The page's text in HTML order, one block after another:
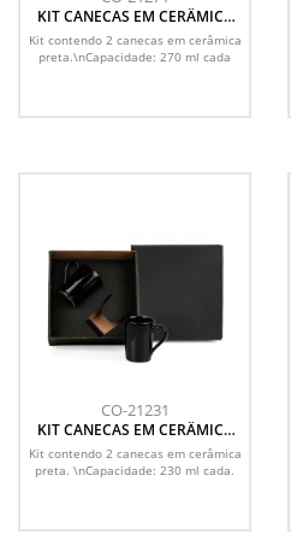
KIT CANECAS EM CERÂMICA
PRETA - 270ML
Kit contendo 2 canecas em cerâmica
preta.\nCapacidade: 270 ml cada
CO-21231
KIT CANECAS EM CERÂMICA
PRETA - 230ML
Kit contendo 2 canecas em cerâmica
preta. \nCapacidade: 230 ml cada.